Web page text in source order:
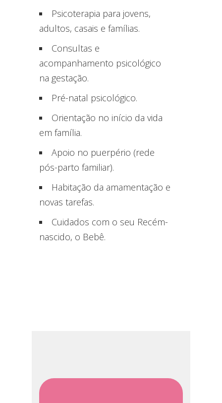
Psicoterapia para jovens,
adultos, casais e famílias.
Consultas e
acompanhamento psicológico
na gestação.
Pré-natal psicológico.
Orientação no início da vida
em família.
Apoio no puerpério (rede
pós-parto familiar).
Habitação da amamentação e
novas tarefas.
Cuidados com o seu Recém-
nascido, o Bebê.